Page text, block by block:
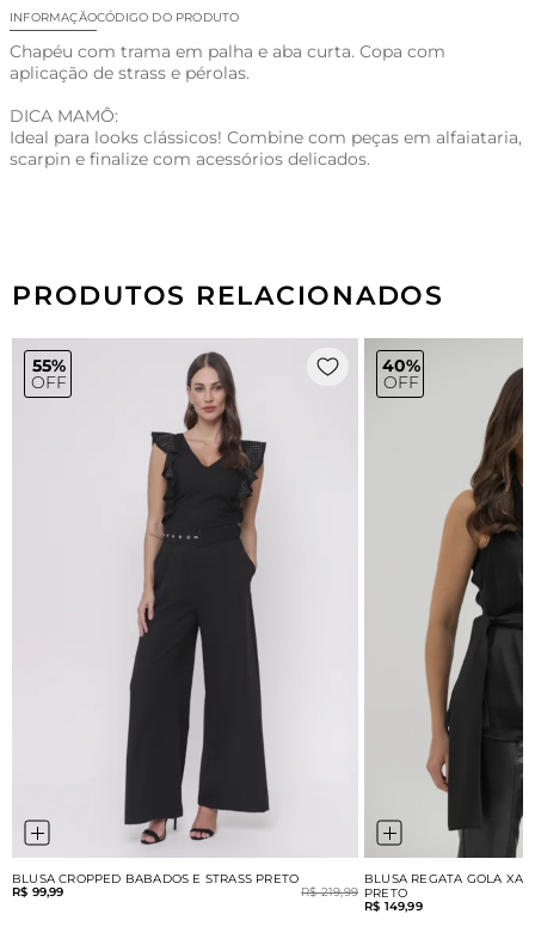
INFORMAÇÃOCÓDIGO DO PRODUTO
Chapéu com trama em palha e aba curta. Copa com
aplicação de strass e pérolas.
DICA MAMÔ:
Ideal para looks clássicos! Combine com peças em alfaiataria,
scarpin e finalize com acessórios delicados.
PRODUTOS RELACIONADOS
55%
OFF
BLUSA CROPPED BABADOS E STRASS PRETO
R$ 99,99
R$ 219,99
40%
OFF
BLUSA REGATA GOLA
PRETO
R$ 149,99